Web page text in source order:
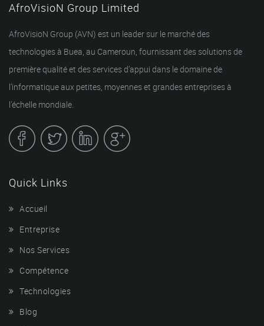
AfroVisioN Group Limited
AfroVisioN Group (AVN) est un leader sur le marché des
technologies à Buea, au Cameroun, fournissant des solutions de
première qualité et des services d’appui dans le domaine de
l’informatique aux petites, moyennes et grandes entreprises à
l’échelle mondiale.
Quick Links
Accueil
Entreprise
Nos Services
Compétence
Technologies
Blog